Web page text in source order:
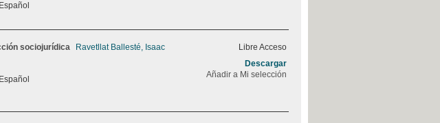
sociojurídica
Ravetllat Ballesté, Isaac
Libre Acceso
Descargar
Añadir a Mi selección